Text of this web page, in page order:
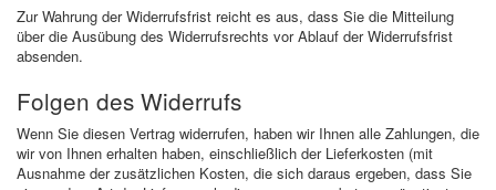
Zur Wahrung der Widerrufsfrist reicht es aus, dass Sie die Mitteilung
über die Ausübung des Widerrufsrechts vor Ablauf der Widerrufsfrist
absenden.
Folgen des Widerrufs
Wenn Sie diesen Vertrag widerrufen, haben wir Ihnen alle Zahlungen, die
wir von Ihnen erhalten haben, einschließlich der Lieferkosten (mit
Ausnahme der zusätzlichen Kosten, die sich daraus ergeben, dass Sie